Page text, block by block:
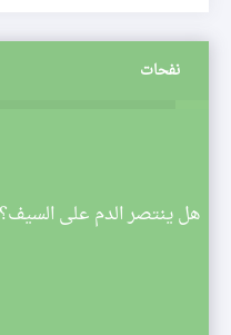
نفحات
هل ينتصر الدم على السيف؟